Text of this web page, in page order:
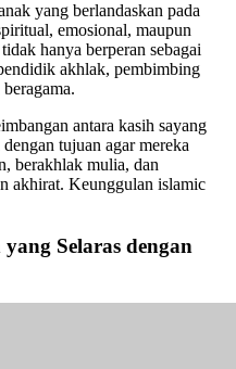
yang berlandaskan pada
emosional, maupun
hanya berperan sebagai
akhlak, pembimbing
antara kasih sayang
tujuan agar mereka
berakhlak mulia, dan
akhirat. Keunggulan islamic
Selaras dengan